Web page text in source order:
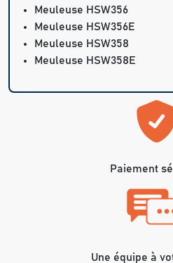
Meuleuse HSW356
Meuleuse HSW356E
Meuleuse HSW358
Meuleuse HSW358E
Paiement
Une équipe à